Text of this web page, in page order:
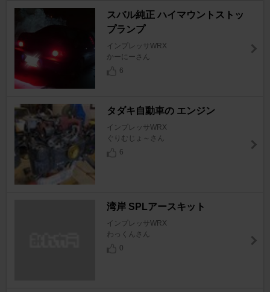
スバル純正 ハイマウントストッ
プランプ
インプレッサWRX
かーにーさん
6
タダキ自動車の エンジン
インプレッサWRX
ぐりむじょ～さん
6
湾岸 SPLアースキット
インプレッサWRX
わっくんさん
0